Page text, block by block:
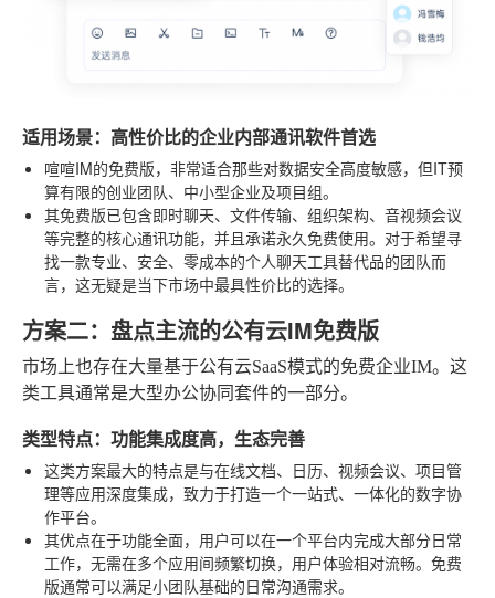
适用场景：高性价比的企业内部通讯软件首选
喧喧IM的免费版，非常适合那些对数据安全高度敏感，但IT预
算有限的创业团队、中小型企业及项目组。
其免费版已包含即时聊天、文件传输、组织架构、音视频会议
等完整的核心通讯功能，并且承诺永久免费使用。对于希望寻
找一款专业、安全、零成本的个人聊天工具替代品的团队而
言，这无疑是当下市场中最具性价比的选择。
方案二：盘点主流的公有云IM免费版
市场上也存在大量基于公有云SaaS模式的免费企业IM。这
类工具通常是大型办公协同套件的一部分。
类型特点：功能集成度高，生态完善
这类方案最大的特点是与在线文档、日历、视频会议、项目管
理等应用深度集成，致力于打造一个一站式、一体化的数字协
作平台。
其优点在于功能全面，用户可以在一个平台内完成大部分日常
工作，无需在多个应用间频繁切换，用户体验相对流畅。免费
版通常可以满足小团队基础的日常沟通需求。